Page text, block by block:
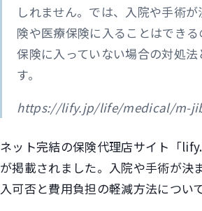
しれません。では、入院や手術
険や医療保険に入ることはできる
保険に入っていない場合の対処
す。
https://lify.jp/life/medical/m-
ネット完結の保険代理店サイト「
が掲載されました。入院や手術が決
入可否と費用負担の軽減方法につい